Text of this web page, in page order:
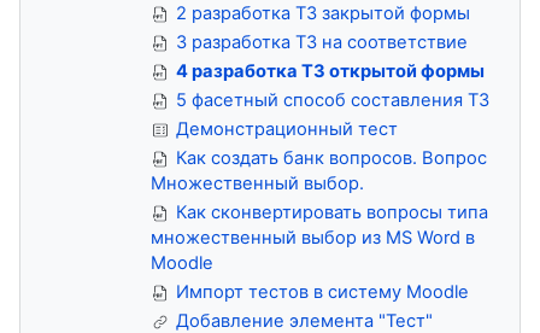
2 разработка ТЗ закрытой формы
3 разработка ТЗ на соответствие
4 разработка ТЗ открытой формы
5 фасетный способ составления ТЗ
Демонстрационный тест
Как создать банк вопросов. Вопрос
Множественный выбор.
Как сконвертировать вопросы типа
множественный выбор из MS Word в
Moodle
Импорт тестов в систему Moodle
Добавление элемента "Тест"